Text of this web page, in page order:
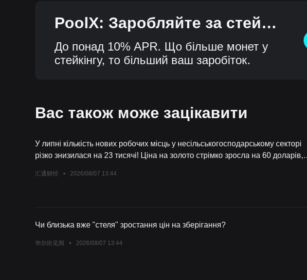
PoolX: Заробляйте за стейкі
нг
До понад 10% APR. Що більше монет у
стейкінгу, то більший ваш заробіток.
Вас також може зацікавити
У липні кількість нових робочих місць у несільськогосподарському секторі
різко знизилася на 23 тисячі! Ціна на золото стрімко зросла на 60 доларів,
汇通财经 • 2026/08/07 13:44
Чи близька вже "стеля" зростання цін на зберігання?
华尔街见闻 • 2026/08/07 13:44